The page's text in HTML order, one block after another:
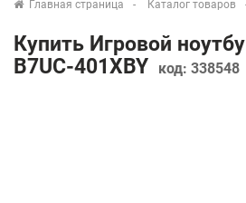
Производители
Главная страница Каталог товаров
Купить Игровой
B7UC-401XBY
код: 338548